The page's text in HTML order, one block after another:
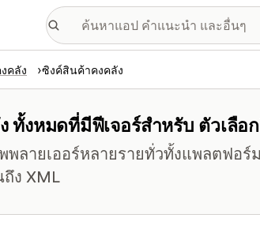
คลัง ซิงค์สินค้าคงคลัง
ทั้งหมดที่มีฟีเจอร์สำหรับ ตัวเลือ
ลายเออร์หลายรายทั่วทั้งแพลตฟอ
ง XML